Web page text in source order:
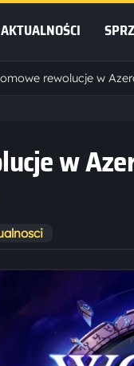
AKTUALNOŚCI
w